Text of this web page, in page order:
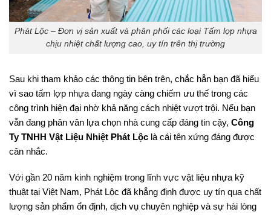
Phát Lộc – Đơn vị sản xuất và phân phối các loại Tấm lợp nhựa
chịu nhiệt chất lượng cao, uy tín trên thị trường
Sau khi tham khảo các thông tin bên trên, chắc hẳn bạn đã hiểu
vì sao tấm lợp nhựa đang ngày càng chiếm ưu thế trong các
công trình hiện đại nhờ khả năng cách nhiệt vượt trội. Nếu bạn
vẫn đang phân vân lựa chọn nhà cung cấp đáng tin cậy, Công
Ty TNHH Vật Liệu Nhiệt Phát Lộc là cái tên xứng đáng được
cân nhắc.
Với gần 20 năm kinh nghiệm trong lĩnh vực vật liệu nhựa kỹ
thuật tại Việt Nam, Phát Lộc đã khẳng định được uy tín qua chất
lượng sản phẩm ổn định, dịch vụ chuyên nghiệp và sự hài lòng